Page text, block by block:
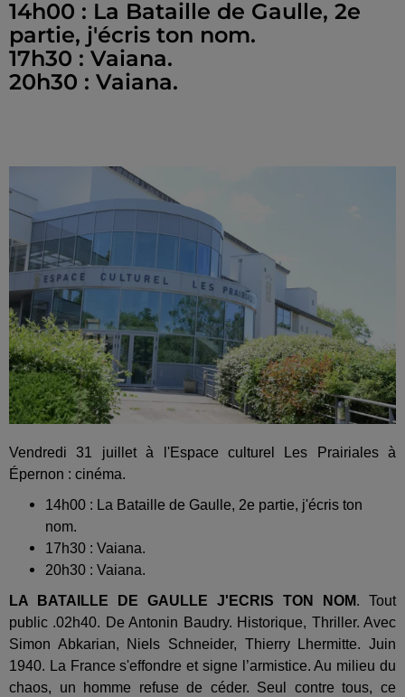
14h00 : La Bataille de Gaulle, 2e
partie, j'écris ton nom.
17h30 : Vaiana.
20h30 : Vaiana.
Vendredi 31 juillet à l'Espace culturel Les Prairiales à
Épernon : cinéma.
14h00 : La Bataille de Gaulle, 2e partie, j'écris ton
nom.
17h30 : Vaiana.
20h30 : Vaiana.
LA BATAILLE DE GAULLE J'ECRIS TON NOM. Tout
public .02h40. De Antonin Baudry. Historique, Thriller. Avec
Simon Abkarian, Niels Schneider, Thierry Lhermitte. Juin
1940. La France s'effondre et signe l’armistice. Au milieu du
chaos, un homme refuse de céder. Seul contre tous, ce